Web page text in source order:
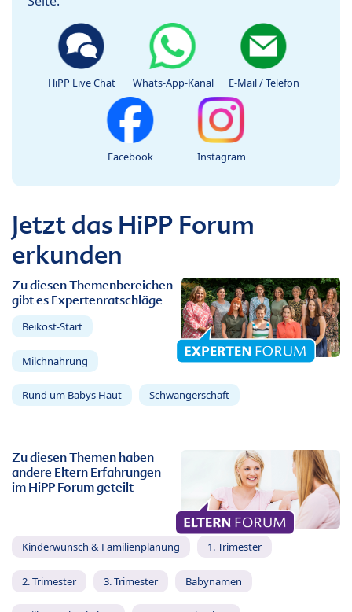
HiPP Live Chat Whats-App-Kanal E-Mail / Telefon
Facebook Instagram
Jetzt das HiPP Forum
erkunden
Zu diesen Themenbereichen
gibt es Expertenratschläge
Beikost-Start
Milchnahrung
Rund um Babys Haut Schwangerschaft
Zu diesen Themen haben
andere Eltern Erfahrungen
im HiPP Forum geteilt
Kinderwunsch & Familienplanung 1. Trimester
2. Trimester 3. Trimester Babynamen